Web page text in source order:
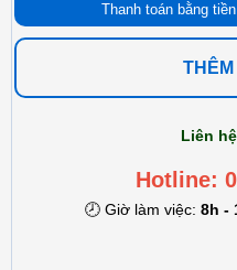
Thanh toán bằng
THÊM
Liên
Hotline:
🕗 Giờ làm việc: 8h -